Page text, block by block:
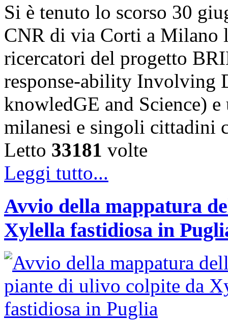
Si è tenuto lo scorso 30
CNR di via Corti a Milano
ricercatori del progetto
response-ability Involving
knowledGE and Science)
milanesi e singoli
Letto 33181 volte
Leggi tutto...
Avvio della mappatura
Xylella fastidiosa in